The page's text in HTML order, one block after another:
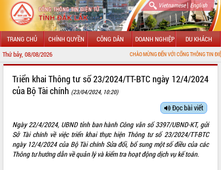
Vietnamese| English
TRANG CHỦ CHÍNH QUYỀN CÔNG DÂN DOANH NGHIỆP DU KHÁCH
Thứ bảy, 08/08/2026 CHÀO MỪNG ĐẾN VỚI CỔNG THÔNG TIN ĐIỆN TỬ TỈNH
LÃNH ĐẠO UBND TỈNH
SỞ, BAN, NGÀNH
UBND CÁC XÃ, PHƯỜNG
Triển khai Thông tư số 23/2024/TT-BTC ngày 12/4/2024
của Bộ Tài chính (23/04/2024, 10:20)
Đọc bài viết
Ngày 22/4/2024, UBND tỉnh ban hành Công văn số 3397/UBND-KT, gửi
Sở Tài chính về việc triển khai thực hiện Thông tư số 23/2024/TT-BTC
ngày 12/4/2024 của Bộ Tài chính Sửa đổi, bổ sung một số điều của các
Thông tư hướng dẫn về quản lý và kiểm tra hoạt động dịch vụ kế toán.